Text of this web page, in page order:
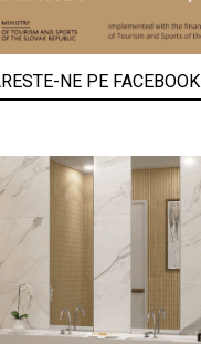
NE PE FACEBOOK